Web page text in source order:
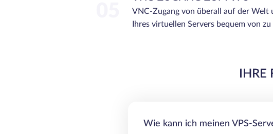
VNC-Zugang von überall auf der Welt
Ihres virtuellen Servers bequem von zu
Wie kann ich meinen VPS-